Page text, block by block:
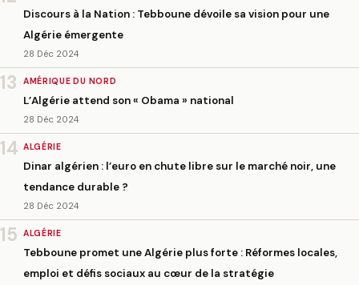
Discours à la Nation : Tebboune dévoile sa vision pour une
Algérie émergente
28 Déc 2024
13 AMÉRIQUE DU NORD
L’Algérie attend son « Obama » national
28 Déc 2024
14 ALGÉRIE
Dinar algérien : l’euro en chute libre sur le marché noir, une
tendance durable ?
28 Déc 2024
15 ALGÉRIE
Tebboune promet une Algérie plus forte : Réformes locales,
emploi et défis sociaux au cœur de la stratégie